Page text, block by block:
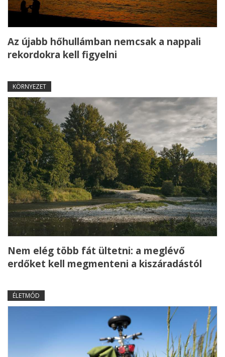
Az újabb hőhullámban nemcsak a nappali
rekordokra kell figyelni
KÖRNYEZET
Nem elég több fát ültetni: a meglévő
erdőket kell megmenteni a kiszáradástól
ÉLETMÓD